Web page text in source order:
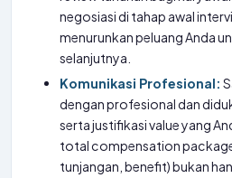
negosiasi di tahap awal
menurunkan peluang Anda
selanjutnya.
Komunikasi Profesional:
dengan profesional dan
serta justifikasi value yang
total compensation
tunjangan, benefit) bukan